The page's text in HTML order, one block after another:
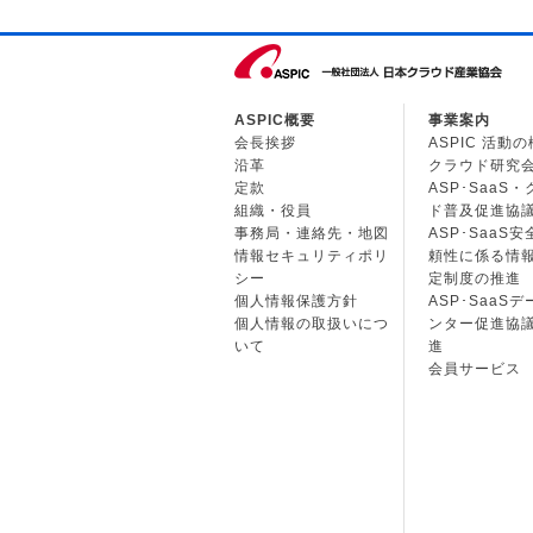
ASPIC概要
会長挨拶
沿革
定款
組織・役員
事務局・連絡先・地図
情報セキュリティポリ
シー
個人情報保護方針
個人情報の取扱いにつ
いて
事業案内
ASPIC 活動の
クラウド研究
ASP･SaaS・
ド普及促進協
ASP･SaaS安
頼性に係る情
定制度の推進
ASP･SaaSデ
ンター促進協
進
会員サービス